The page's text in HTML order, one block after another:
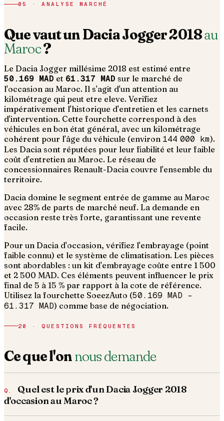
05 · ANALYSE MARCHÉ
Que vaut unDaciaJogger2018au
Maroc?
Le Dacia Jogger millésime 2018 est estimé entre
50.169 MAD et 61.317 MAD sur le marché de
l'occasion au Maroc. Il s'agit d'un attention au
kilométrage qui peut etre eleve. Verifiez
impérativement l'historique d'entretien et les carnets
d'intervention. Cette fourchette correspond à des
véhicules en bon état général, avec un kilométrage
cohérent pour l'âge du véhicule (environ 144 000 km).
Les Dacia sont réputées pour leur fiabilité et leur faible
coût d'entretien au Maroc. Le réseau de
concessionnaires Renault-Dacia couvre l'ensemble du
territoire.
Dacia domine le segment entrée de gamme au Maroc
avec 28% de parts de marché neuf. La demande en
occasion reste très forte, garantissant une revente
facile.
Pour un Dacia d'occasion, vérifiez l'embrayage (point
faible connu) et le système de climatisation. Les pièces
sont abordables : un kit d'embrayage coûte entre 1 500
et 2 500 MAD. Ces éléments peuvent influencer le prix
final de 5 à 15 % par rapport à la cote de référence.
Utilisez la fourchette SoeezAuto (50.169 MAD –
61.317 MAD) comme base de négociation.
20 · QUESTIONS FRÉQUENTES
Ce que l'onnous demande
Quel est le prix d'un Dacia Jogger 2018
d'occasion au Maroc ?